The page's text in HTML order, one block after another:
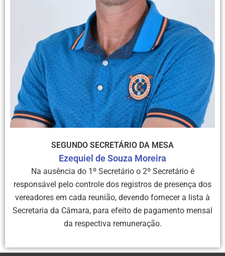
SEGUNDO SECRETÁRIO DA MESA
Ezequiel de Souza Moreira
Na ausência do 1º Secretário o 2º Secretário é
responsável pelo controle dos registros de presença dos
vereadores em cada reunião, devendo fornecer a lista à
Secretaria da Câmara, para efeito de pagamento mensal
da respectiva remuneração.